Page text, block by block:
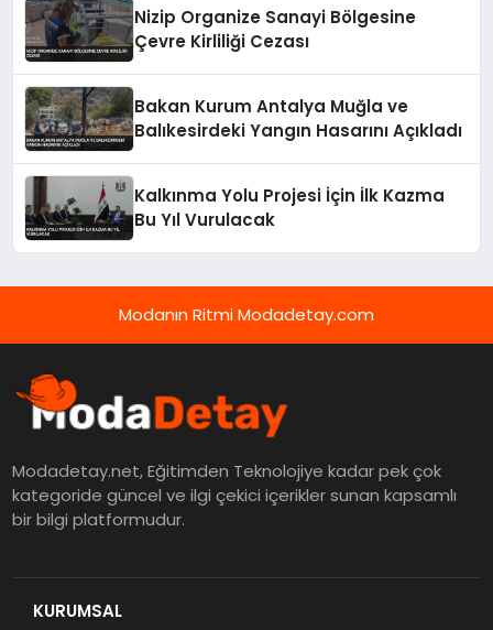
Nizip Organize Sanayi Bölgesine
Çevre Kirliliği Cezası
Bakan Kurum Antalya Muğla ve
Balıkesirdeki Yangın Hasarını Açıkladı
Kalkınma Yolu Projesi İçin İlk Kazma
Bu Yıl Vurulacak
Modanın Ritmi Modadetay.com
Modadetay.net, Eğitimden Teknolojiye kadar pek çok
kategoride güncel ve ilgi çekici içerikler sunan kapsamlı
bir bilgi platformudur.
KURUMSAL